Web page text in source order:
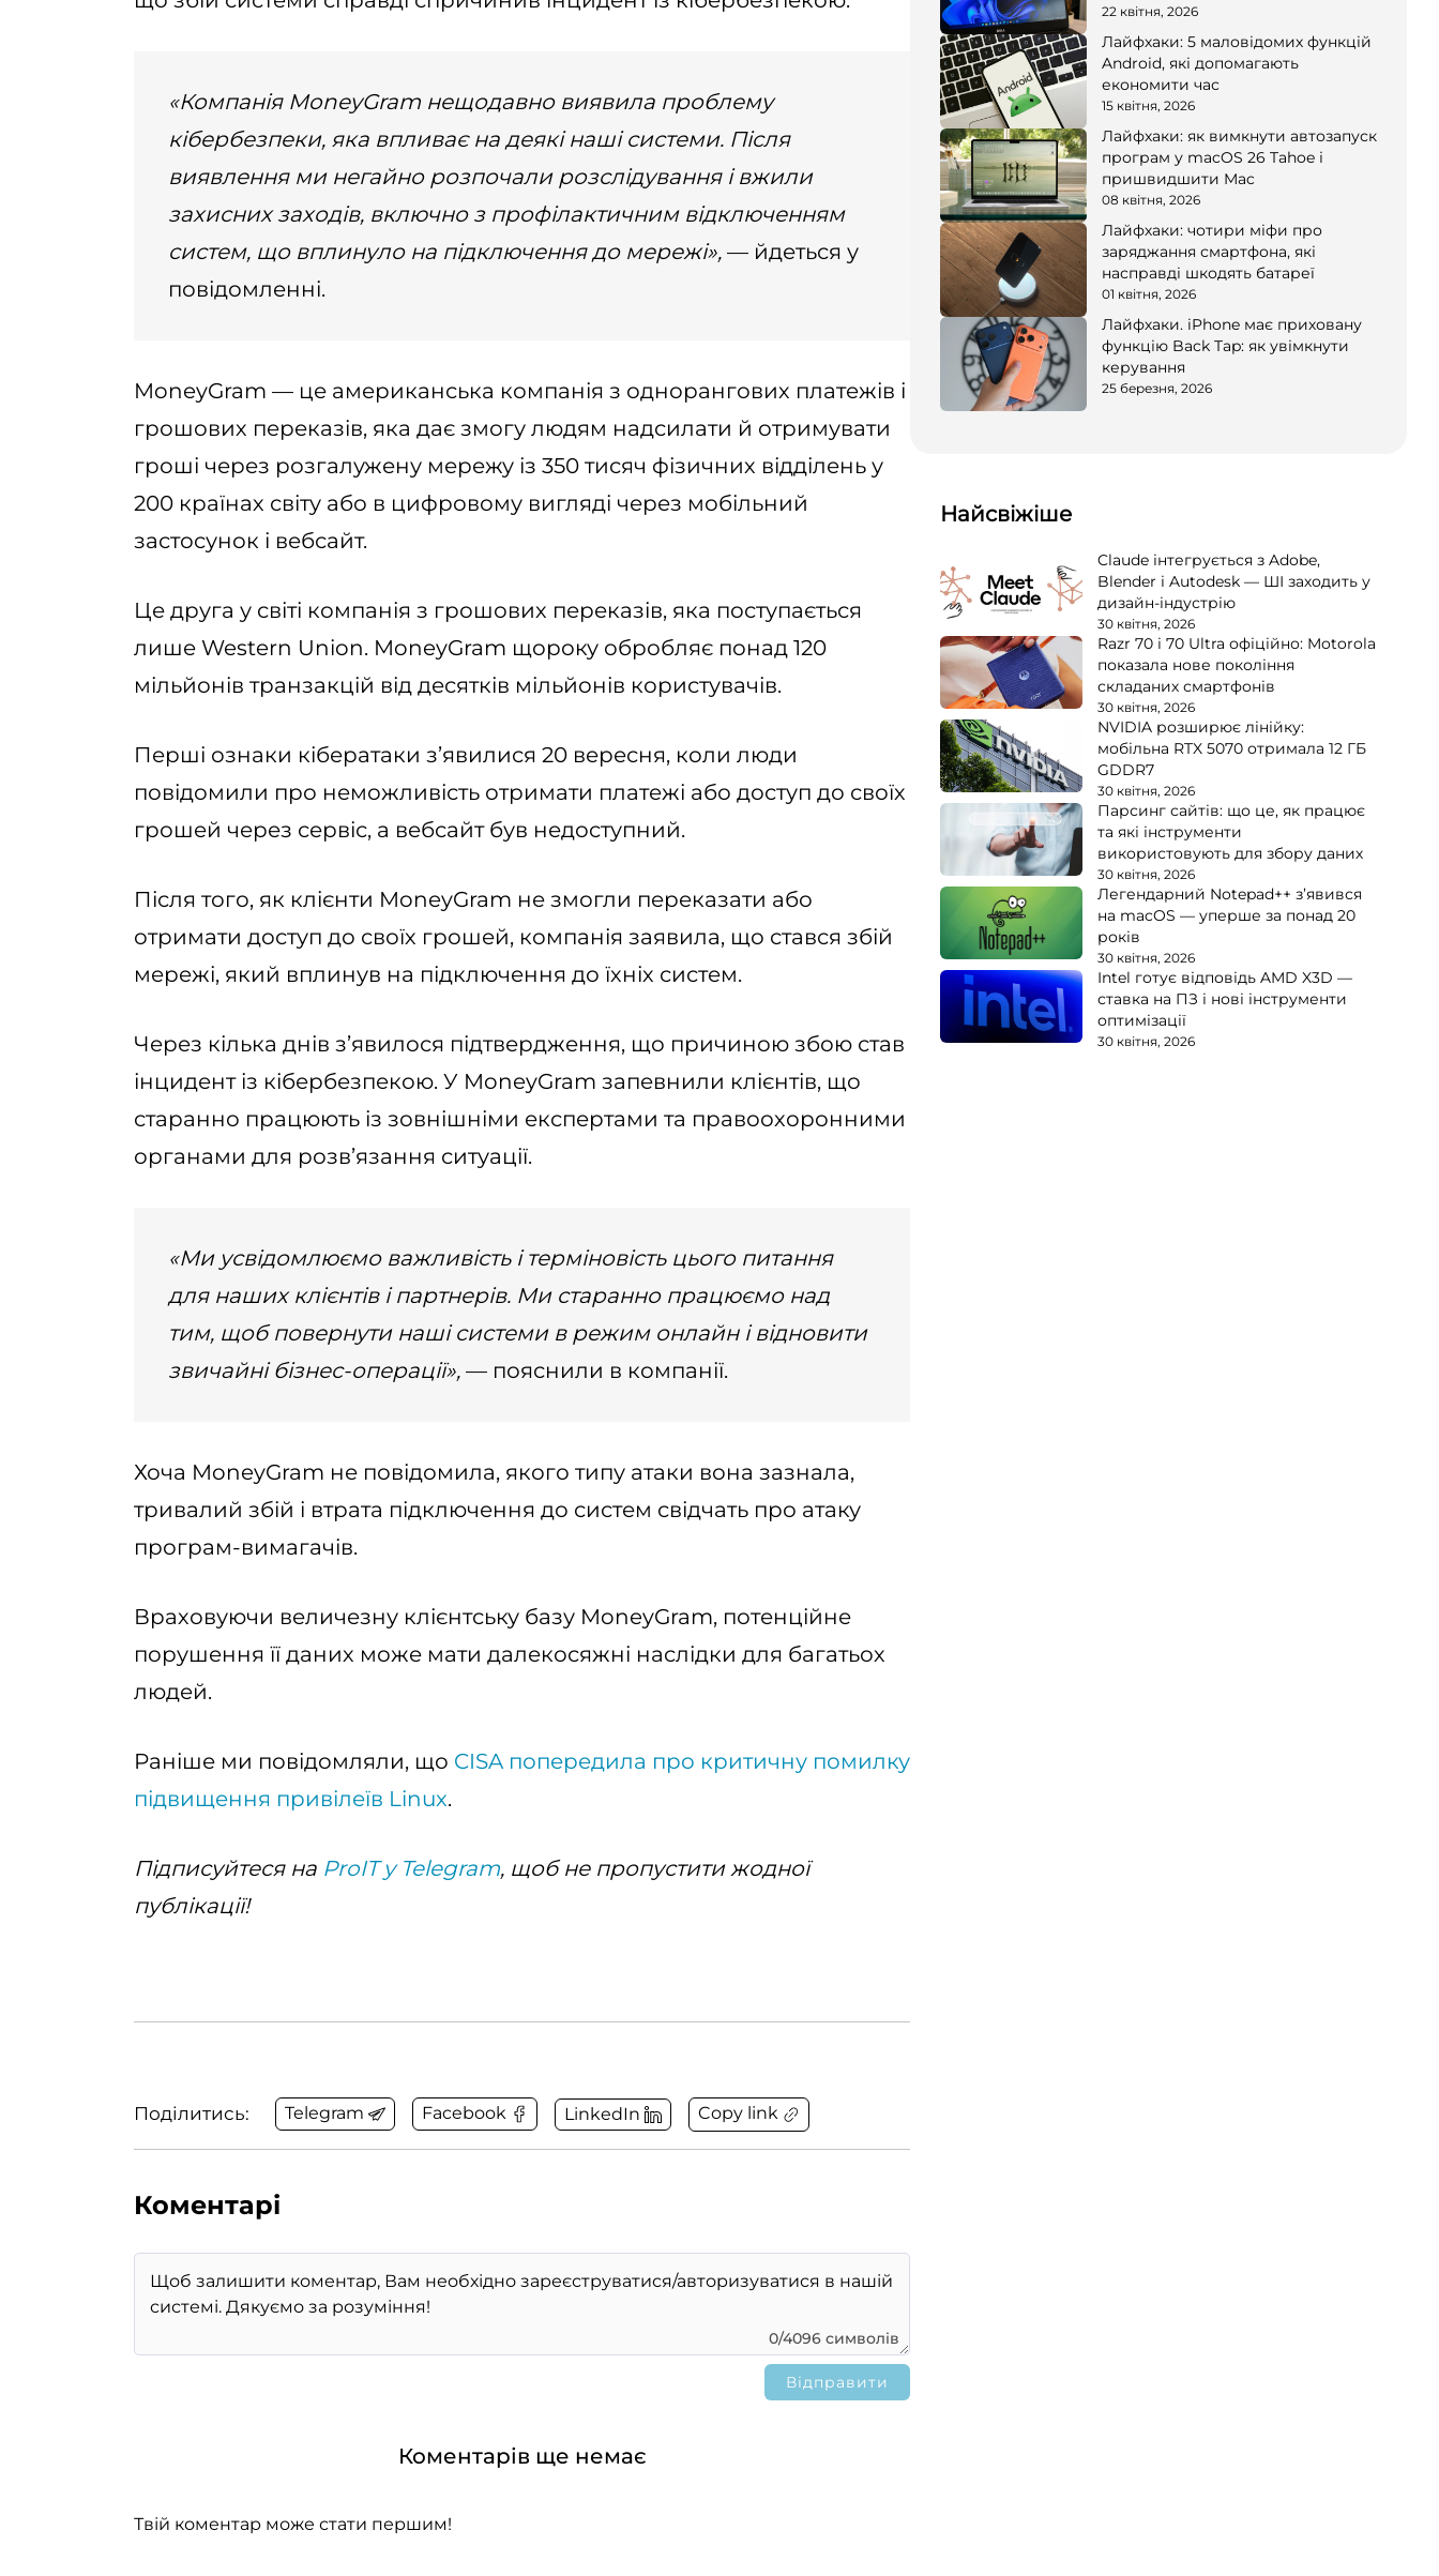
«Компанія MoneyGram нещодавно виявила проблему
кібербезпеки, яка впливає на деякі наші системи. Після
виявлення ми негайно розпочали розслідування і вжили
захисних заходів, включно з профілактичним відключенням
систем, що вплинуло на підключення до мережі», — йдеться у
повідомленні.
MoneyGram — це американська компанія з однорангових платежів і
грошових переказів, яка дає змогу людям надсилати й отримувати
гроші через розгалужену мережу із 350 тисяч фізичних відділень у
200 країнах світу або в цифровому вигляді через мобільний
застосунок і вебсайт.
Це друга у світі компанія з грошових переказів, яка поступається
лише Western Union. MoneyGram щороку обробляє понад 120
мільйонів транзакцій від десятків мільйонів користувачів.
Перші ознаки кібератаки з’явилися 20 вересня, коли люди
повідомили про неможливість отримати платежі або доступ до своїх
грошей через сервіс, а вебсайт був недоступний.
Після того, як клієнти MoneyGram не змогли переказати або
отримати доступ до своїх грошей, компанія заявила, що стався збій
мережі, який вплинув на підключення до їхніх систем.
Через кілька днів з’явилося підтвердження, що причиною збою став
інцидент із кібербезпекою. У MoneyGram запевнили клієнтів, що
старанно працюють із зовнішніми експертами та правоохоронними
органами для розв’язання ситуації.
«Ми усвідомлюємо важливість і терміновість цього питання
для наших клієнтів і партнерів. Ми старанно працюємо над
тим, щоб повернути наші системи в режим онлайн і відновити
звичайні бізнес-операції», — пояснили в компанії.
Хоча MoneyGram не повідомила, якого типу атаки вона зазнала,
тривалий збій і втрата підключення до систем свідчать про атаку
програм-вимагачів.
Враховуючи величезну клієнтську базу MoneyGram, потенційне
порушення її даних може мати далекосяжні наслідки для багатьох
людей.
Раніше ми повідомляли, що CISA попередила про критичну помилку
підвищення привілеїв Linux.
Підписуйтеся на ProIT у Telegram, щоб не пропустити жодної
публікації!‌‌‌‌
Поділитись: Telegram Facebook LinkedIn Copy link
Коментарі
0/4096 символів
Коментарів ще немає
Твій коментар може стати першим!
22 квітня, 2026
Лайфхаки: 5 маловідомих функцій
Android, які допомагають
економити час
15 квітня, 2026
Лайфхаки: як вимкнути автозапуск
програм у macOS 26 Tahoe і
пришвидшити Mac
08 квітня, 2026
Лайфхаки: чотири міфи про
заряджання смартфона, які
насправді шкодять батареї
01 квітня, 2026
Лайфхаки. iPhone має приховану
функцію Back Tap: як увімкнути
керування
25 березня, 2026
Найсвіжіше
Claude інтегрується з Adobe,
Blender і Autodesk — ШІ заходить у
дизайн-індустрію
30 квітня, 2026
Razr 70 і 70 Ultra офіційно: Motorola
показала нове покоління
складаних смартфонів
30 квітня, 2026
NVIDIA розширює лінійку:
мобільна RTX 5070 отримала 12 ГБ
GDDR7
30 квітня, 2026
Парсинг сайтів: що це, як працює
та які інструменти
використовують для збору даних
30 квітня, 2026
Легендарний Notepad++ з’явився
на macOS — уперше за понад 20
років
30 квітня, 2026
Intel готує відповідь AMD X3D —
ставка на ПЗ і нові інструменти
оптимізації
30 квітня, 2026